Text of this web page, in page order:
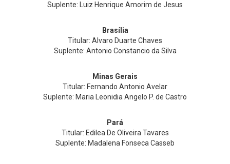
Suplente: Luiz Henrique Amorim de Jesus
Brasília
Titular: Alvaro Duarte Chaves
Suplente: Antonio Constancio da Silva
Minas Gerais
Titular: Fernando Antonio Avelar
Suplente: Maria Leonidia Angelo P. de Castro
Pará
Titular: Edilea De Oliveira Tavares
Suplente: Madalena Fonseca Casseb